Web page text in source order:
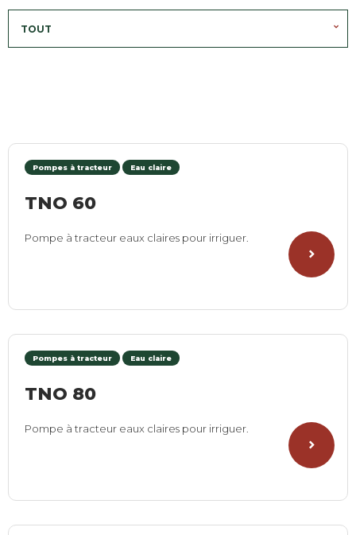
TOUT
Pompes à tracteur Eau claire
TNO 60
Pompe à tracteur eaux claires pour irriguer.
Pompes à tracteur Eau claire
TNO 80
Pompe à tracteur eaux claires pour irriguer.